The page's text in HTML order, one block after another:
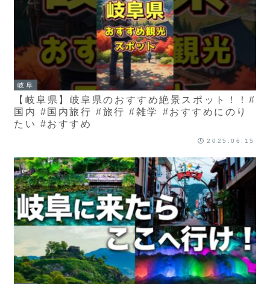
岐阜
【岐阜県】岐阜県のおすすめ絶景スポット！！#
国内 #国内旅行 #旅行 #雑学 #おすすめにのり
たい #おすすめ
2025.06.15